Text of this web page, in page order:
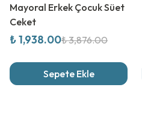
Mayoral Erkek Çocuk Süet
Ceket
₺ 1,938.00₺ 3,876.00
Sepete Ekle